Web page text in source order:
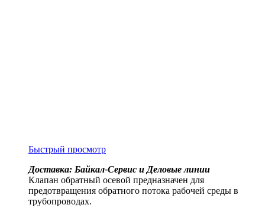
Быстрый просмотр
Доставка: Байкал-Сервис и Деловые линии
Клапан обратный осевой предназначен для
предотвращения обратного потока рабочей среды в
трубопроводах.